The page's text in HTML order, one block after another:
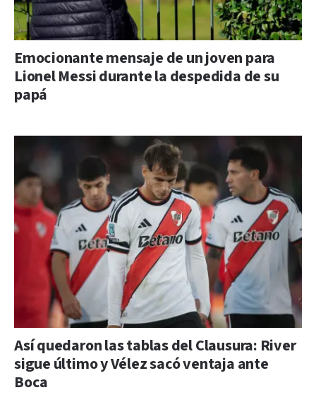
Emocionante mensaje de un joven para
Lionel Messi durante la despedida de su
papá
Así quedaron las tablas del Clausura: River
sigue último y Vélez sacó ventaja ante
Boca